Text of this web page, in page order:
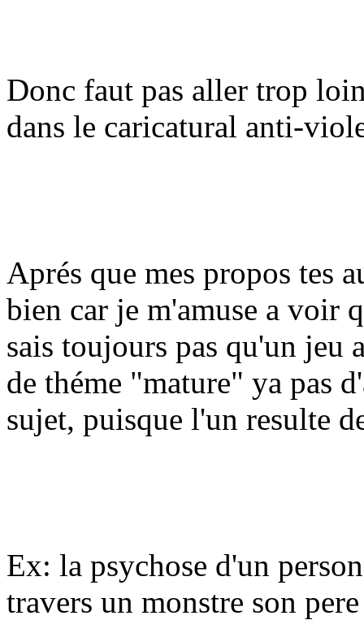
Donc faut pas aller trop
dans le caricatural anti-
Aprés que mes propos tes
bien car je m'amuse a voir
sais toujours pas qu'un jeu
de théme "mature" ya pas
sujet, puisque l'un resulte
Ex: la psychose d'un
travers un monstre son